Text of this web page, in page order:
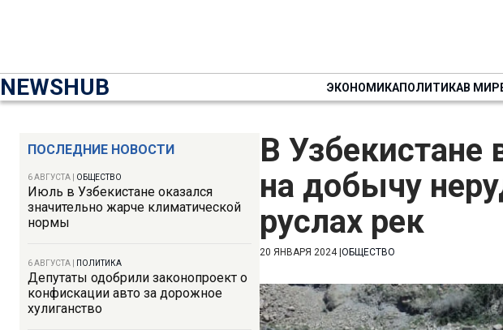
NEWSHUB ЭКОНОМИКАПОЛИТИКАВ
ПОСЛЕДНИЕ НОВОСТИ
6 АВГУСТА ОБЩЕСТВО
Июль в Узбекистане оказался
значительно жарче климатической
нормы
6 АВГУСТА ПОЛИТИКА
Депутаты одобрили законопроект о
конфискации авто за дорожное
хулиганство
В Узбекистане
на добычу
руслах рек
20 ЯНВАРЯ 2024| ОБЩЕСТВО